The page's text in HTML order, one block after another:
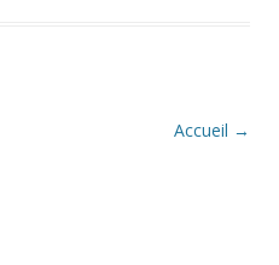
Accueil →